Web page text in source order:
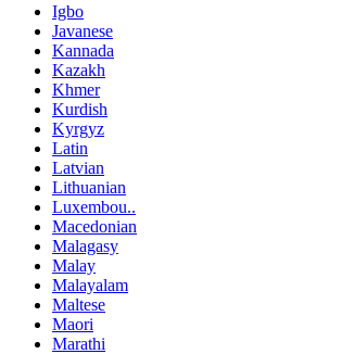
Igbo
Javanese
Kannada
Kazakh
Khmer
Kurdish
Kyrgyz
Latin
Latvian
Lithuanian
Luxembou..
Macedonian
Malagasy
Malay
Malayalam
Maltese
Maori
Marathi